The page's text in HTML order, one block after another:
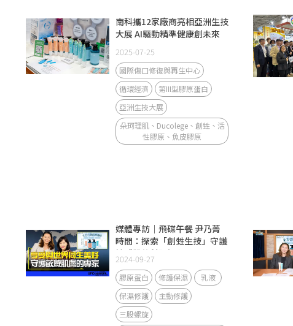
南科攜12家廠商亮相亞洲生技
大展 AI驅動精準健康創未來
2025-07-25
國際傷口修復與再生中心
循環經濟
第III型膠原蛋白
亞洲生技大展
朵珂理肌、Ducolege、創甡、活
性膠原、魚皮膠原
媒體專訪｜飛碟午餐 尹乃菁
時間：探索「創甡生技」守護
敏感肌的科研初心
2024-09-27
膠原蛋白 修護保濕
乳液
保濕修護
主動修護
三股螺旋